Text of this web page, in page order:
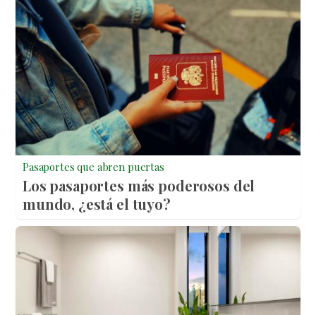
Pasaportes que abren puertas
Los pasaportes más poderosos del
mundo, ¿está el tuyo?